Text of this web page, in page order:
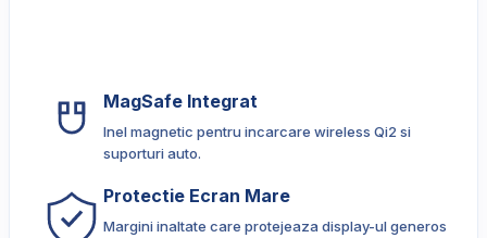
MagSafe Integrat
Inel magnetic pentru incarcare wireless Qi2 si
suporturi auto.
Protectie Ecran Mare
Margini inaltate care protejeaza display-ul generos